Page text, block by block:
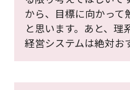
から、目標に向かって
と思います。あと、理
経営システムは絶対お